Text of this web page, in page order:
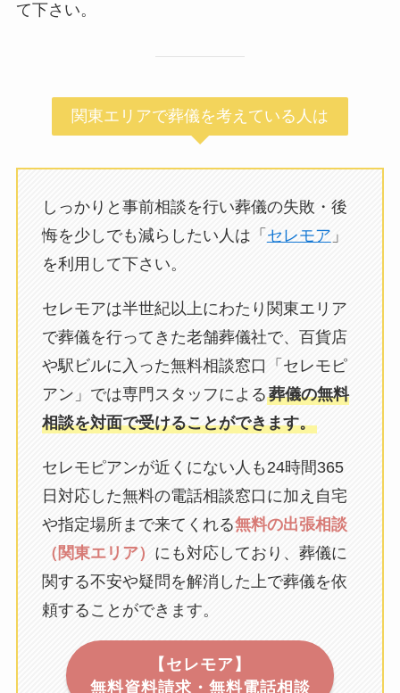
て下さい。
関東エリアで葬儀を考えている人は
しっかりと事前相談を行い葬儀の失敗・後
悔を少しでも減らしたい人は「 セレモア 」
を利用して下さい。
セレモアは半世紀以上にわたり関東エリア
で葬儀を行ってきた老舗葬儀社で、百貨店
や駅ビルに入った無料相談窓口「セレモピ
アン」では専門スタッフによる葬儀の無料
相談を対面で受けることができます。
セレモピアンが近くにない人も24時間365
日対応した無料の電話相談窓口に加え自宅
や指定場所まで来てくれる無料の出張相談
（関東エリア） にも対応しており、葬儀に
関する不安や疑問を解消した上で葬儀を依
頼することができます。
【セレモア】
無料資料請求・無料電話相談